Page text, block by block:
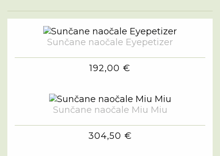
Sunčane naočale Eyepetizer
192,00 €
Sunčane naočale Miu Miu
304,50 €